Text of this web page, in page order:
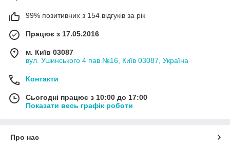
99% позитивних з 154 відгуків за рік
Працює з 17.05.2016
м. Київ 03087
вул. Ушинського 4 пав.№16, Київ 03087, Україна
Контакти
Сьогодні працює з 10:00 до 17:00
Показати весь графік роботи
Про нас